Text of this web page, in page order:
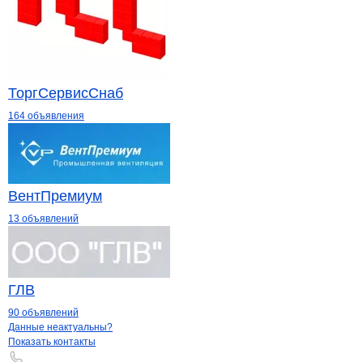
ТоргСервисСнаб
164 объявления
ВентПремиум
13 объявлений
ГЛВ
90 объявлений
Контактыкомпании
+7(800)000-00-..
Данные неактуальны?
Показать контакты